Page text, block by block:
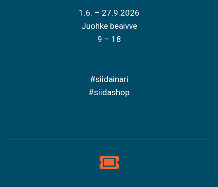
1.6. – 27.9.2026
Juohke beaivve
9 – 18
#siidainari
#siidashop